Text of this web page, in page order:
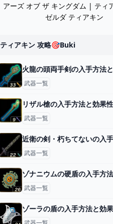
アーズ オブ ザ キングダム | ティ
ゼルダ ティアキン
ティアキン 攻略🎯buki
火龍の頭両手剣の入手方法
武器一覧
リザル槍の入手方法と効果
武器一覧
近衛の剣・朽ちてないの入
武器一覧
ゾナニウムの硬盾の入手方
武器一覧
ゾーラの盾の入手方法と効